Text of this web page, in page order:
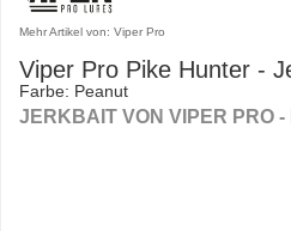
Mehr Artikel von: Viper Pro
Viper Pro Pike Hunter -
Farbe: Peanut
JERKBAIT VON VIPER PRO -